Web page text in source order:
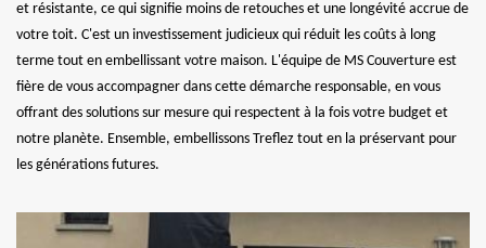
et résistante, ce qui signifie moins de retouches et une longévité accrue de
votre toit. C'est un investissement judicieux qui réduit les coûts à long
terme tout en embellissant votre maison. L'équipe de MS Couverture est
fière de vous accompagner dans cette démarche responsable, en vous
offrant des solutions sur mesure qui respectent à la fois votre budget et
notre planète. Ensemble, embellissons Treflez tout en la préservant pour
les générations futures.